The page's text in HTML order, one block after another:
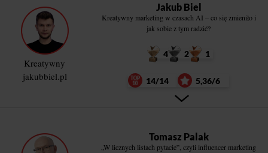
Kreatywny
jakubbiel.pl
Jakub Biel
Kreatywny marketing w czasach AI – co się zmieniło i
jak sobie z tym radzić?
4 2 1
14/14 5,36/6
Tomasz Palak
„W licznych listach pytacie”, czyli influencer marketing